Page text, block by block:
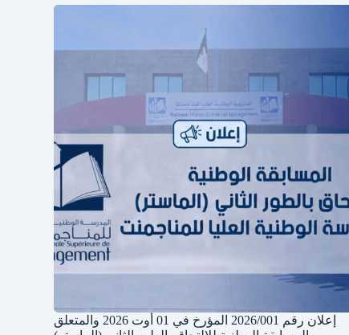
إعلان رقم 2026/001 المؤرخ في 01 أوت 2026 والمتعلق